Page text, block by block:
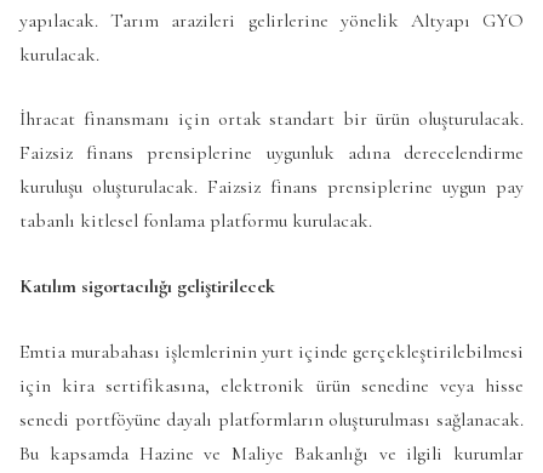
yapılacak. Tarım arazileri gelirlerine yönelik Altyapı GYO
kurulacak.
İhracat finansmanı için ortak standart bir ürün oluşturulacak.
Faizsiz finans prensiplerine uygunluk adına derecelendirme
kuruluşu oluşturulacak. Faizsiz finans prensiplerine uygun pay
tabanlı kitlesel fonlama platformu kurulacak.
Katılım sigortacılığı geliştirilecek
Emtia murabahası işlemlerinin yurt içinde gerçekleştirilebilmesi
için kira sertifikasına, elektronik ürün senedine veya hisse
senedi portföyüne dayalı platformların oluşturulması sağlanacak.
Bu kapsamda Hazine ve Maliye Bakanlığı ve ilgili kurumlar